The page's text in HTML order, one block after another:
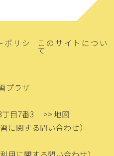
ポリシ このサイトについ
て
プラザ
丁目7番3
>> 地図
習に関する問い合わせ）